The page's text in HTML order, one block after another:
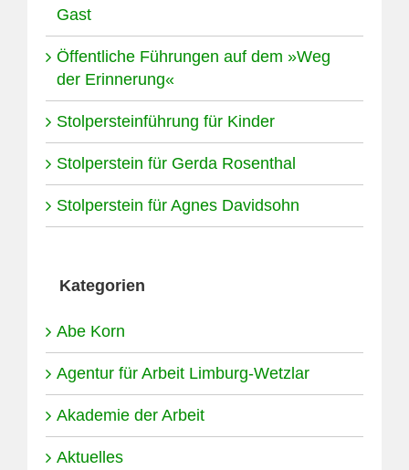
Gast
Öffentliche Führungen auf dem »Weg
der Erinnerung«
Stolpersteinführung für Kinder
Stolperstein für Gerda Rosenthal
Stolperstein für Agnes Davidsohn
Kategorien
Abe Korn
Agentur für Arbeit Limburg-Wetzlar
Akademie der Arbeit
Aktuelles